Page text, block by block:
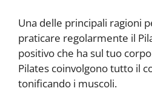
Una delle principali ragioni
praticare regolarmente il
positivo che ha sul tuo
Pilates coinvolgono tutto il
tonificando i muscoli.